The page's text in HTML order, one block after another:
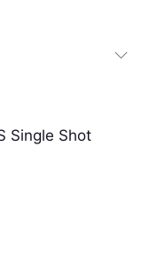
Single Shot